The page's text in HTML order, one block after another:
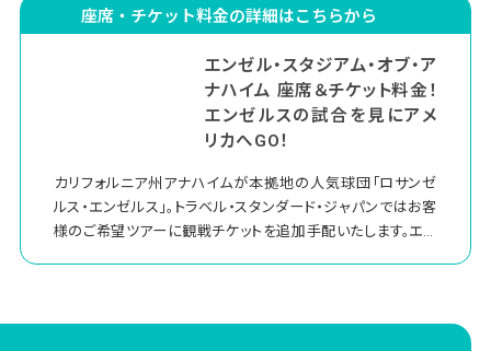
座席・チケット料金の詳細はこちらから
エンゼル・スタジアム・オブ・ア
ナハイム 座席＆チケット料金！
エンゼルスの試合を見にアメ
リカへGO！
カリフォルニア州アナハイムが本拠地の人気球団「ロサンゼ
ルス・エンゼルス」。トラベル・スタンダード・ジャパンではお客
様のご希望ツアーに観戦チケットを追加手配いたします。エン